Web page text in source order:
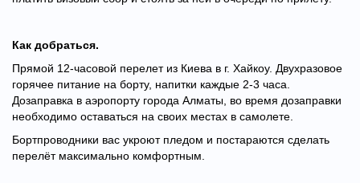
Как добраться.
Прямой 12-часовой перелет из Киева в г. Хайкоу. Двухразовое
горячее питание на борту, напитки каждые 2-3 часа.
Дозаправка в аэропорту города Алматы, во время дозаправки
необходимо оставаться на своих местах в самолете.
Бортпроводники вас укроют пледом и постараются сделать
перелёт максимально комфортным.